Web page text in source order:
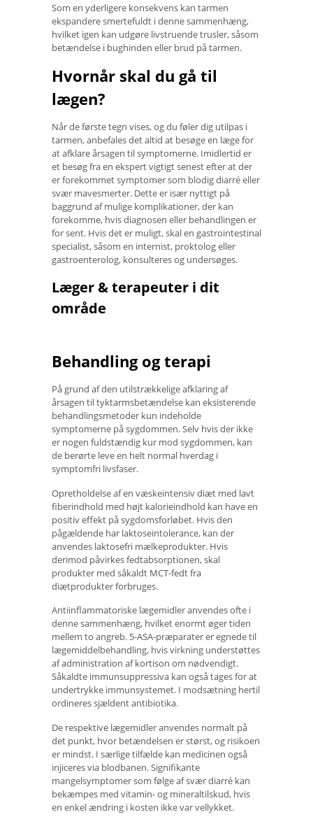
Som en yderligere konsekvens kan tarmen
ekspandere smertefuldt i denne sammenhæng,
hvilket igen kan udgøre livstruende trusler, såsom
betændelse i bughinden eller brud på tarmen.
Hvornår skal du gå til
lægen?
Når de første tegn vises, og du føler dig utilpas i
tarmen, anbefales det altid at besøge en læge for
at afklare årsagen til symptomerne. Imidlertid er
et besøg fra en ekspert vigtigt senest efter at der
er forekommet symptomer som blodig diarré eller
svær mavesmerter. Dette er især nyttigt på
baggrund af mulige komplikationer, der kan
forekomme, hvis diagnosen eller behandlingen er
for sent. Hvis det er muligt, skal en gastrointestinal
specialist, såsom en internist, proktolog eller
gastroenterolog, konsulteres og undersøges.
Læger & terapeuter i dit
område
Behandling og terapi
På grund af den utilstrækkelige afklaring af
årsagen til tyktarmsbetændelse kan eksisterende
behandlingsmetoder kun indeholde
symptomerne på sygdommen. Selv hvis der ikke
er nogen fuldstændig kur mod sygdommen, kan
de berørte leve en helt normal hverdag i
symptomfri livsfaser.
Opretholdelse af en væskeintensiv diæt med lavt
fiberindhold med højt kalorieindhold kan have en
positiv effekt på sygdomsforløbet. Hvis den
pågældende har laktoseintolerance, kan der
anvendes laktosefri mælkeprodukter. Hvis
derimod påvirkes fedtabsorptionen, skal
produkter med såkaldt MCT-fedt fra
diætprodukter forbruges.
Antiinflammatoriske lægemidler anvendes ofte i
denne sammenhæng, hvilket enormt øger tiden
mellem to angreb. 5-ASA-præparater er egnede til
lægemiddelbehandling, hvis virkning understøttes
af administration af kortison om nødvendigt.
Såkaldte immunsuppressiva kan også tages for at
undertrykke immunsystemet. I modsætning hertil
ordineres sjældent antibiotika.
De respektive lægemidler anvendes normalt på
det punkt, hvor betændelsen er størst, og risikoen
er mindst. I særlige tilfælde kan medicinen også
injiceres via blodbanen. Signifikante
mangelsymptomer som følge af svær diarré kan
bekæmpes med vitamin- og mineraltilskud, hvis
en enkel ændring i kosten ikke var vellykket.